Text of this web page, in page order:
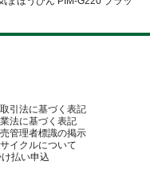
引法に基づく表記
法に基づく表記
管理者標識の掲示
イクルについて
け払い申込